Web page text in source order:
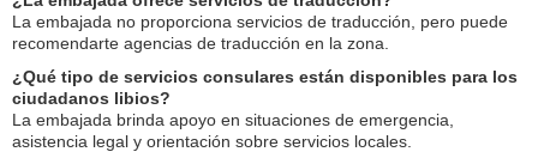
La embajada no proporciona servicios de traducción, pero puede
recomendarte agencias de traducción en la zona.
¿Qué tipo de servicios consulares están disponibles para los
ciudadanos libios?
La embajada brinda apoyo en situaciones de emergencia,
asistencia legal y orientación sobre servicios locales.